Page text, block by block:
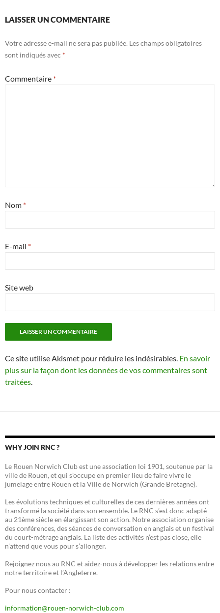
LAISSER UN COMMENTAIRE
Votre adresse e-mail ne sera pas publiée. Les champs obligatoires
sont indiqués avec *
Commentaire *
Nom *
E-mail *
Site web
Ce site utilise Akismet pour réduire les indésirables. En savoir
plus sur la façon dont les données de vos commentaires sont
traitées.
WHY JOIN RNC ?
Le Rouen Norwich Club est une association loi 1901, soutenue par la
ville de Rouen, et qui s’occupe en premier lieu de faire vivre le
jumelage entre Rouen et la Ville de Norwich (Grande Bretagne).
Les évolutions techniques et culturelles de ces dernières années ont
transformé la société dans son ensemble. Le RNC s’est donc adapté
au 21ème siècle en élargissant son action. Notre association organise
des conférences, des séances de conversation en anglais et un festival
du court-métrage anglais. La liste des activités n’est pas close, elle
n’attend que vous pour s’allonger.
Rejoignez nous au RNC et aidez-nous à développer les relations entre
notre territoire et l’Angleterre.
Pour nous contacter :
information@rouen-norwich-club.com